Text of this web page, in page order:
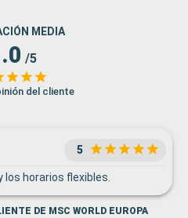
MEDIA
/5
del cliente
5
los horarios flexibles.
DE MSC WORLD EUROPA